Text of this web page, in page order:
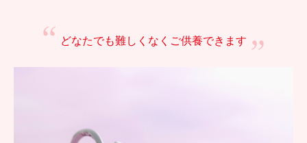
どなたでも難しくなく ご供養できます